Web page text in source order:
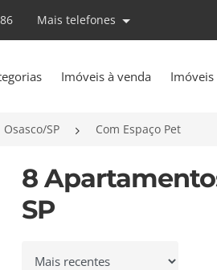
Mais telefones
Imóveis à venda
Osasco/SP Com Espaço Pet
8
SP
Ordenar por